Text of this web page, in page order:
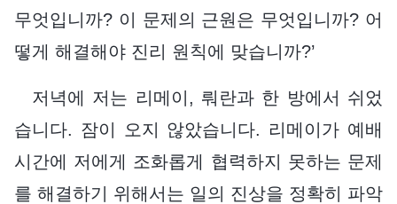
무엇입니까? 이 문제의 근원은 무엇입니까? 어
떻게 해결해야 진리 원칙에 맞습니까?’
저녁에 저는 리메이, 뤄란과 한 방에서 쉬었
습니다. 잠이 오지 않았습니다. 리메이가 예배
시간에 저에게 조화롭게 협력하지 못하는 문제
를 해결하기 위해서는 일의 진상을 정확히 파악